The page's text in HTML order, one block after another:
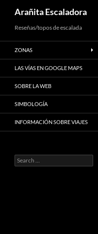
to
content
Arañita Escaladora
Reseñas/topos de escalada
ZONAS
LAS VÍAS EN GOOGLE MAPS
SOBRE LA WEB
SIMBOLOGÍA
INFORMACIÓN SOBRE VIAJES
Search
for: